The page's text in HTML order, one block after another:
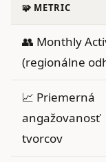
🧩 METRIC
👥 Monthly
(regionálne
📈 Priemerná
angažovanosť
tvorcov